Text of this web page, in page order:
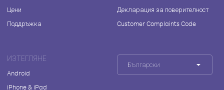
Цени
Поддръжка
Декларация за поверителност
Customer Complaints Code
ИЗТЕГЛЯНЕ
Android
iPhone & iPad
Български